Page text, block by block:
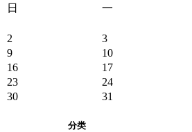
日
一
2 3
9
10
16
17
23
24
30
31
分类